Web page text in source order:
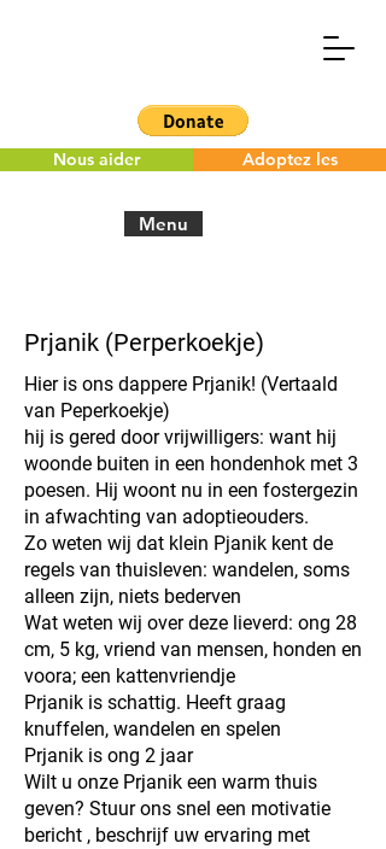
Nous aider Adoptez les
Menu
Prjanik (Perperkoekje)
Hier is ons dappere Prjanik! (Vertaald
van Peperkoekje)
hij is gered door vrijwilligers: want hij
woonde buiten in een hondenhok met 3
poesen. Hij woont nu in een fostergezin
in afwachting van adoptieouders.
Zo weten wij dat klein Pjanik kent de
regels van thuisleven: wandelen, soms
alleen zijn, niets bederven
Wat weten wij over deze lieverd: ong 28
cm, 5 kg, vriend van mensen, honden en
voora; een kattenvriendje
Prjanik is schattig. Heeft graag
knuffelen, wandelen en spelen
Prjanik is ong 2 jaar
Wilt u onze Prjanik een warm thuis
geven? Stuur ons snel een motivatie
bericht , beschrijf uw ervaring met